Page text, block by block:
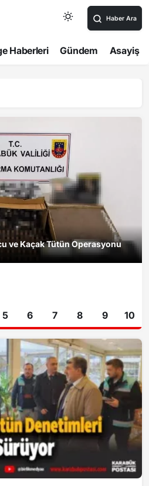
Haber Ara
Haberleri Gündem Asayiş
ve Kaçak Tütün Operasyonu
5 6 7 8 9 10